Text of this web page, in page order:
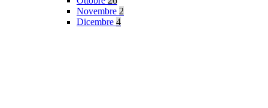
Novembre 2
Dicembre 4